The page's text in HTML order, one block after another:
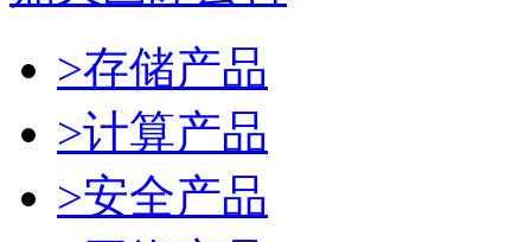
>存储产品
>计算产品
>安全产品